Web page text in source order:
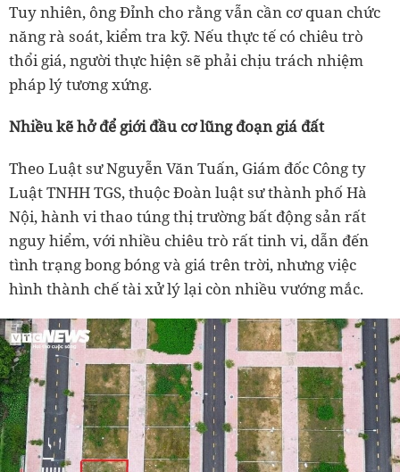
Tuy nhiên, ông Đỉnh cho rằng vẫn cần cơ quan chức
năng rà soát, kiểm tra kỹ. Nếu thực tế có chiêu trò
thổi giá, người thực hiện sẽ phải chịu trách nhiệm
pháp lý tương xứng.
Nhiều kẽ hở để giới đầu cơ lũng đoạn giá đất
Theo Luật sư Nguyễn Văn Tuấn, Giám đốc Công ty
Luật TNHH TGS, thuộc Đoàn luật sư thành phố Hà
Nội, hành vi thao túng thị trường bất động sản rất
nguy hiểm, với nhiều chiêu trò rất tinh vi, dẫn đến
tình trạng bong bóng và giá trên trời, nhưng việc
hình thành chế tài xử lý lại còn nhiều vướng mắc.